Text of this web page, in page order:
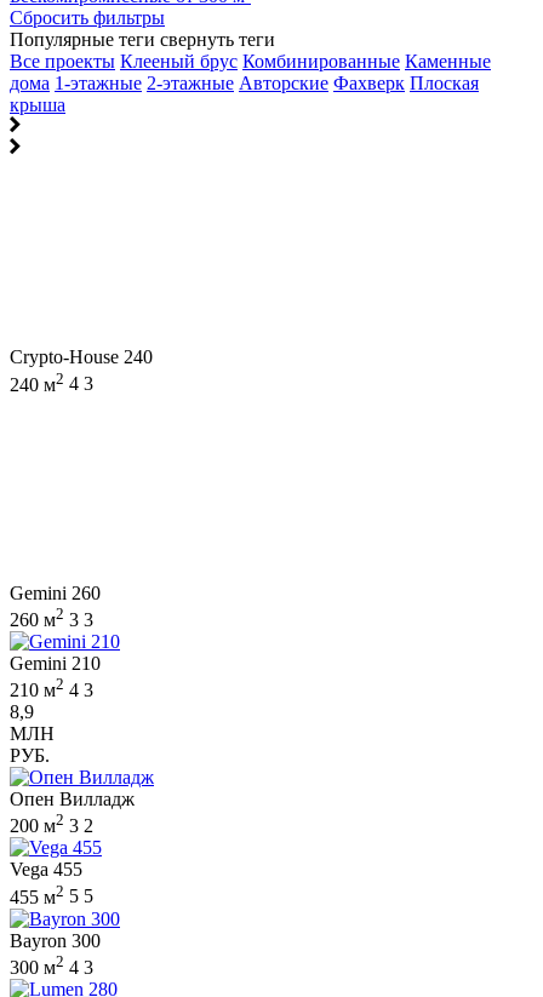
Сбросить фильтры
Популярные теги свернуть теги
Все проекты Клееный брус Комбинированные Каменные
дома 1-этажные 2-этажные Авторские Фахверк Плоская
крыша
Crypto-House 240
240 м2 4 3
Gemini 260
260 м2 3 3
Gemini 210
210 м2 4 3
8,9
МЛН
РУБ.
Опен Вилладж
200 м2 3 2
Vega 455
455 м2 5 5
Bayron 300
300 м2 4 3